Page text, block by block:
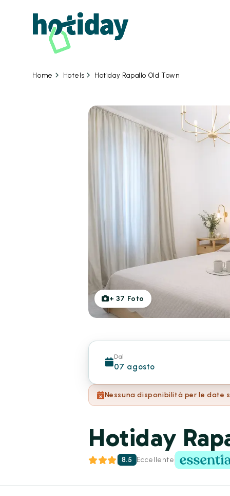
Home Hotels Hotiday Rapallo Old Town
+ 37 Foto
Dal
07 agosto
Nessuna disponibilità per le date
Hotiday
8.5 Eccellente